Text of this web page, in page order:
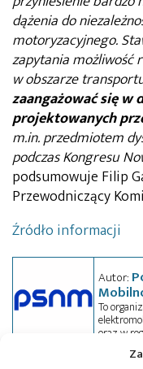
dążenia do
motoryzacyjnego.
zapytania możliwość
w obszarze
zaangażować się w
projektowanych
m.in. przedmiotem
podczas Kongresu
podsumowuje Filip
Przewodniczący
Źródło informacji
Autor:
To
oraz w
i